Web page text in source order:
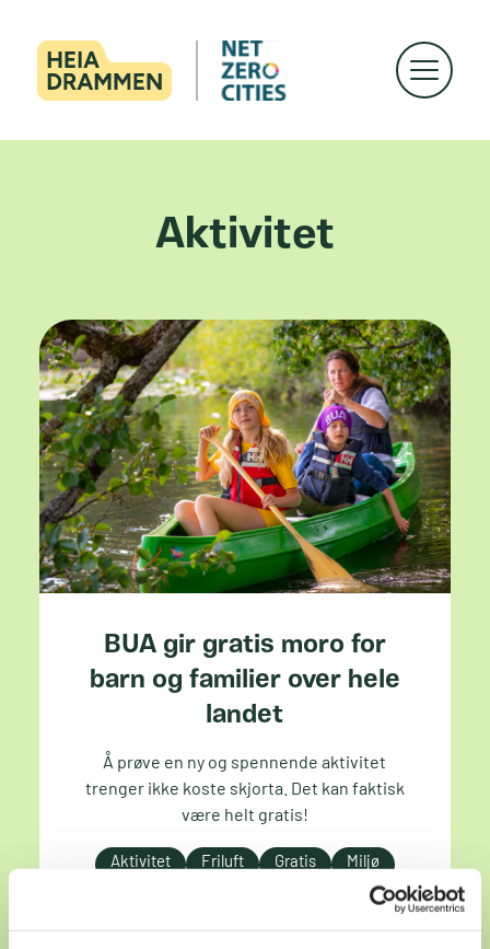
Aktivitet
BUA gir gratis moro for
barn og familier over hele
landet
Å prøve en ny og spennende aktivitet
trenger ikke koste skjorta. Det kan faktisk
være helt gratis!
Aktivitet Friluft Gratis Miljø